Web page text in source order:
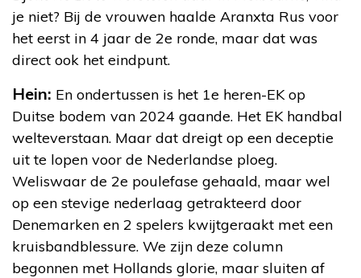
je niet? Bij de vrouwen haalde Aranxta Rus voor
het eerst in 4 jaar de 2e ronde, maar dat was
direct ook het eindpunt.
Hein: En ondertussen is het 1e heren-EK op
Duitse bodem van 2024 gaande. Het EK handbal
welteverstaan. Maar dat dreigt op een deceptie
uit te lopen voor de Nederlandse ploeg.
Weliswaar de 2e poulefase gehaald, maar wel
op een stevige nederlaag getrakteerd door
Denemarken en 2 spelers kwijtgeraakt met een
kruisbandblessure. We zijn deze column
begonnen met Hollands glorie, maar sluiten af